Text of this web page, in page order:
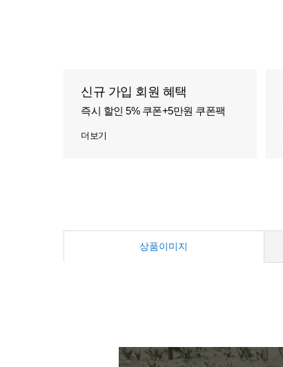
신규 가입 회원 혜택
즉시 할인 5% 쿠폰+5만원 쿠폰팩
더보기
상품이미지